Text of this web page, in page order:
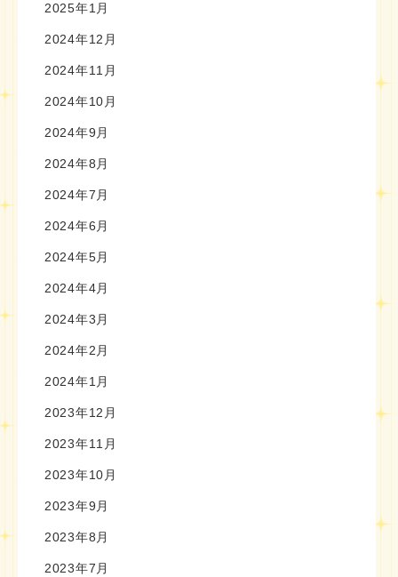
2025年1月
2024年12月
2024年11月
2024年10月
2024年9月
2024年8月
2024年7月
2024年6月
2024年5月
2024年4月
2024年3月
2024年2月
2024年1月
2023年12月
2023年11月
2023年10月
2023年9月
2023年8月
2023年7月